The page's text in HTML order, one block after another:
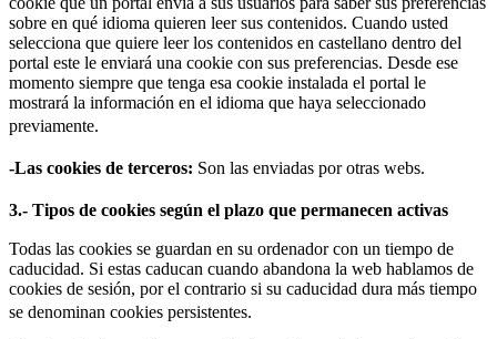
sobre en qué idioma quieren leer sus contenidos. Cuando usted
selecciona que quiere leer los contenidos en castellano dentro del
portal este le enviará una cookie con sus preferencias. Desde ese
momento siempre que tenga esa cookie instalada el portal le
mostrará la información en el idioma que haya seleccionado
previamente.
-Las cookies de terceros: Son las enviadas por otras webs.
3.- Tipos de cookies según el plazo que permanecen activas
Todas las cookies se guardan en su ordenador con un tiempo de
caducidad. Si estas caducan cuando abandona la web hablamos de
cookies de sesión, por el contrario si su caducidad dura más tiempo
se denominan cookies persistentes.